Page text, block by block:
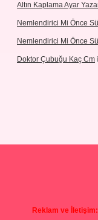
Altın Kaplama Ayar
Nemlendirici Mi Önce
Nemlendirici Mi Önce
Doktor Çubuğu Kaç Cm
Reklam ve İletişim: